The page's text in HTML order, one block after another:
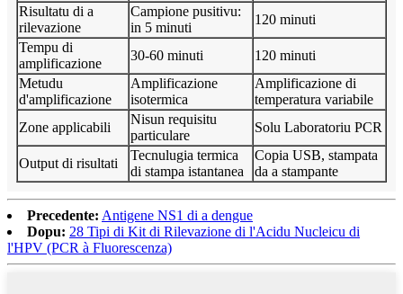
Risultatu di a
rilevazione
Campione pusitivu:
in 5 minuti
120 minuti
Tempu di
amplificazione
30-60 minuti
120 minuti
Metudu
d'amplificazione
Amplificazione
isotermica
Amplificazione di
temperatura variabile
Zone applicabili
Nisun requisitu
particulare
Solu Laboratoriu PCR
Output di risultati
Tecnulugia termica
di stampa istantanea
Copia USB, stampata
da a stampante
Precedente: Antigene NS1 di a dengue
Dopu: 28 Tipi di Kit di Rilevazione di l'Acidu Nucleicu di
l'HPV (PCR à Fluorescenza)